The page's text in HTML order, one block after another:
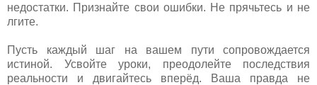
недостатки. Признайте свои ошибки. Не прячьтесь и не
лгите.
Пусть каждый шаг на вашем пути сопровождается
истиной. Усвойте уроки, преодолейте последствия
реальности и двигайтесь вперёд. Ваша правда не